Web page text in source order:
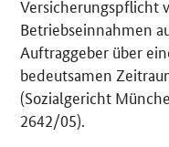
Versicherungspflicht
Betriebseinnahmen
Auftraggeber über
bedeutsamen
(Sozialgericht
2642/05).